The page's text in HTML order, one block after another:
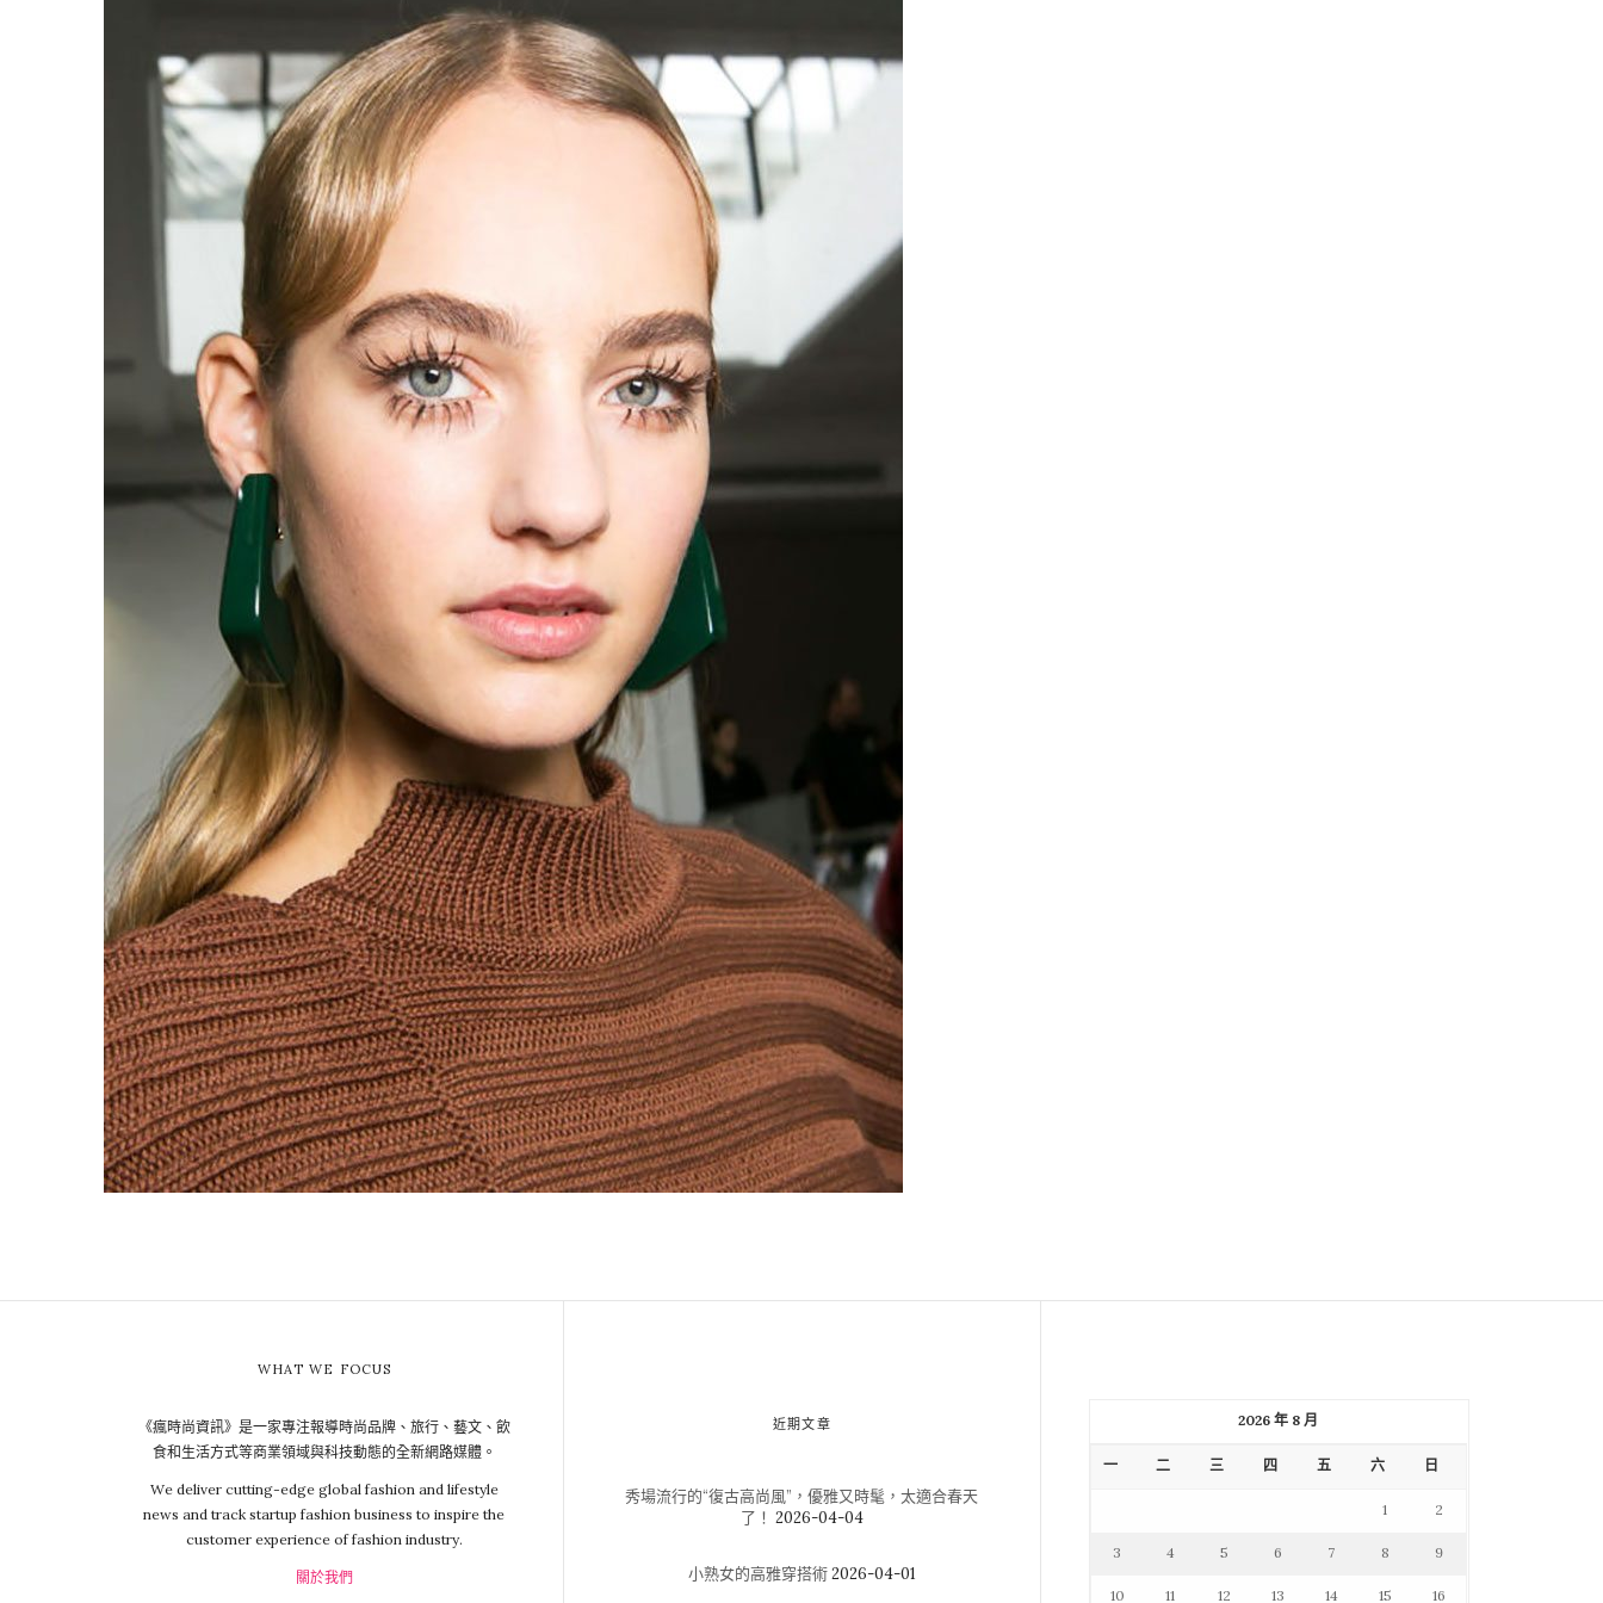
WHAT WE FOCUS
《瘋時尚資訊》是一家專注報導時尚品牌、旅行、藝文、飲
食和生活方式等商業領域與科技動態的全新網路媒體。
We deliver cutting-edge global fashion and lifestyle
news and track startup fashion business to inspire the
customer experience of fashion industry.
關於我們
近期文章
秀場流行的“復古高尚風”，優雅又時髦，太適合春天
了！ 2026-04-04
小熟女的高雅穿搭術2026-04-01
2026 年 8 月
一 二 三 四 五 六 日
1 2
3 4 5 6 7 8 9
10 11 12 13 14 15 16